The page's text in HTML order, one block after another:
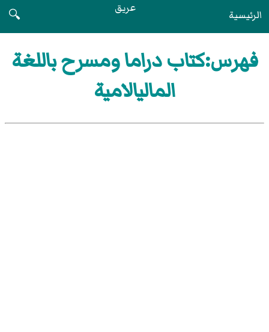
الرئيسية عريق
🔍
فهرس:كتاب دراما ومسرح باللغة
الماليالامية